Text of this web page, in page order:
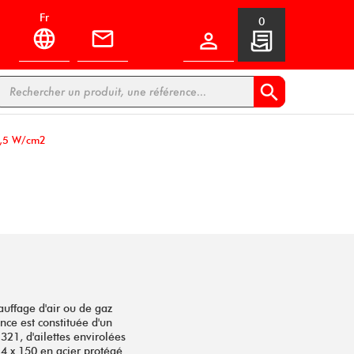
fr

0

W/cm2
d'air ou de gaz
est constituée d'un
d'ailettes envirolées
x 150 en acier protégé